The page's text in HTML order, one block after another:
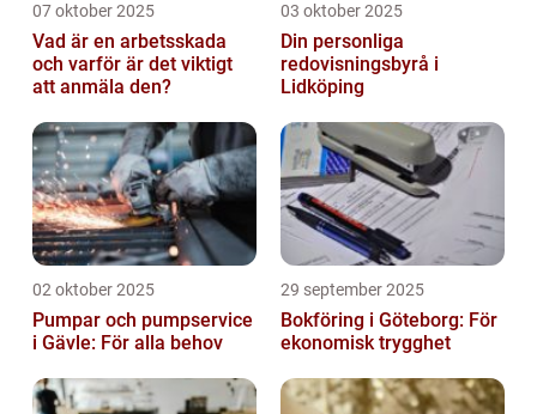
07 oktober 2025
Vad är en arbetsskada
och varför är det viktigt
att anmäla den?
03 oktober 2025
Din personliga
redovisningsbyrå i
Lidköping
02 oktober 2025
Pumpar och pumpservice
i Gävle: För alla behov
29 september 2025
Bokföring i Göteborg: För
ekonomisk trygghet